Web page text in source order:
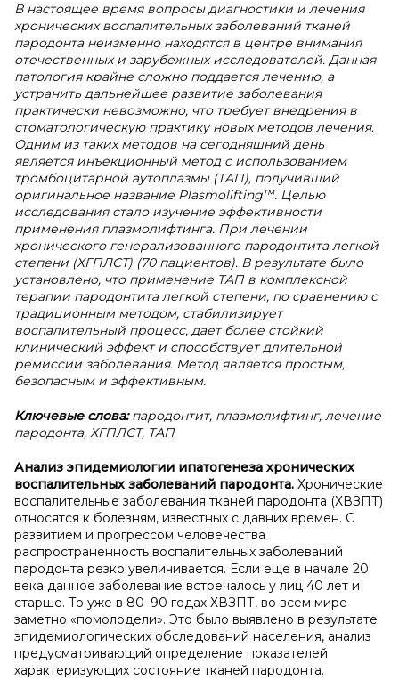
В настоящее время вопросы диагностики и лечения
хронических воспалительных заболеваний тканей
пародонта неизменно находятся в центре внимания
отечественных и зарубежных исследователей. Данная
патология крайне сложно поддается лечению, а
устранить дальнейшее развитие заболевания
практически невозможно, что требует внедрения в
стоматологическую практику новых методов лечения.
Одним из таких методов на сегодняшний день
является инъекционный метод с использованием
тромбоцитарной аутоплазмы (ТАП), получивший
оригинальное название Plasmoliftingтм. Целью
исследования стало изучение эффективности
применения плазмолифтинга. При лечении
хронического генерализованного пародонтита легкой
степени (ХГПЛСТ) (70 пациентов). В результате было
установлено, что применение ТАП в комплексной
терапии пародонтита легкой степени, по сравнению с
традиционным методом, стабилизирует
воспалительный процесс, дает более стойкий
клинический эффект и способствует длительной
ремиссии заболевания. Метод является простым,
безопасным и эффективным.
Ключевые слова:пародонтит, плазмолифтинг, лечение
пародонта, ХГПЛСТ, ТАП
Анализ эпидемиологии ипатогенеза хронических
воспалительных заболеваний пародонта. Хронические
воспалительные заболевания тканей пародонта (ХВЗПТ)
относятся к болезням, известных с давних времен. С
развитием и прогрессом человечества
распространенность воспалительных заболеваний
пародонта резко увеличивается. Если еще в начале 20
века данное заболевание встречалось у лиц 40 лет и
старше. То уже в 80–90 годах ХВЗПТ, во всем мире
заметно «помолодели». Это было выявлено в результате
эпидемиологических обследований населения, анализ
предусматривающий определение показателей
характеризующих состояние тканей пародонта.